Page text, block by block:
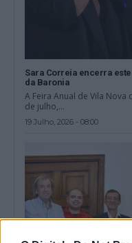
Sara Correia encerra
da Baronia
A Feira Anual de Vila
de julho,...
19 Julho, 2026 - 08:00